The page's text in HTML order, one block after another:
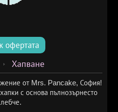
офертата
Хапване
от Mrs. Pancake, София!
с основа пълнозърнесто